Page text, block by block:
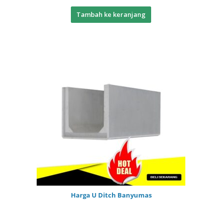
Tambah ke keranjang
Harga U Ditch Banyumas